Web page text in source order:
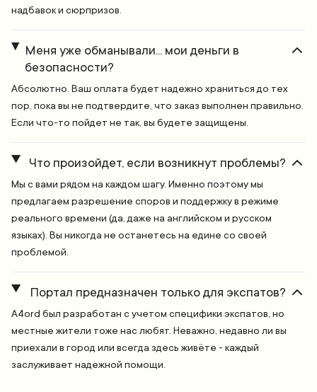
надбавок и сюрпризов.
Меня уже обманывали... мои деньги в
безопасности?
Абсолютно. Ваш оплата будет надежно храниться до тех
пор, пока вы не подтвердите, что заказ выполнен правильно.
Если что-то пойдет не так, вы будете защищены.
Что произойдет, если возникнут проблемы?
Мы с вами рядом на каждом шагу. Именно поэтому мы
предлагаем разрешение споров и поддержку в режиме
реального времени (да, даже на английском и русском
языках). Вы никогда не останетесь на едине со своей
проблемой.
Портал предназначен только для экспатов?
A4ord был разработан с учетом специфики экспатов, но
местные жители тоже нас любят. Неважно, недавно ли вы
приехали в город или всегда здесь живёте - каждый
заслуживает надежной помощи.